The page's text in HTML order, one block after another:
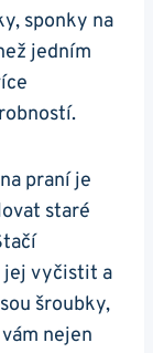
sponky na
jedním‌
praní je
staré
jej vyčistit a
šroubky,
nejen‌